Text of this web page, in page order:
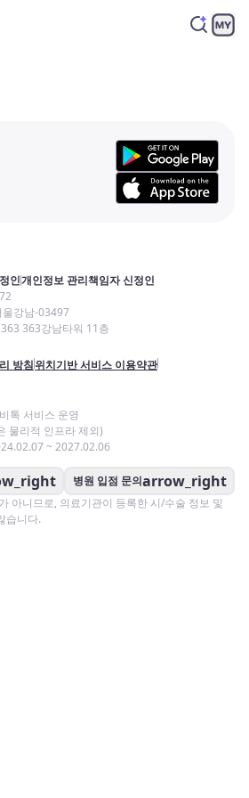
인개인정보 관리책임자 신정인
강남-03497
363강남타워 11층
방침위치기반 서비스 이용약관
톡 서비스 운영
물리적 인프라 제외)
~ 2027.02.06
병원 입점 문의arrow_right
아니므로, 의료기관이 등록한 시/수술 정보 및
습니다.